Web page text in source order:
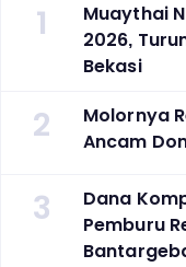
1
Muaythai
2026,
Bekasi
2
Molornya
Ancam
3
Dana
Pemburu